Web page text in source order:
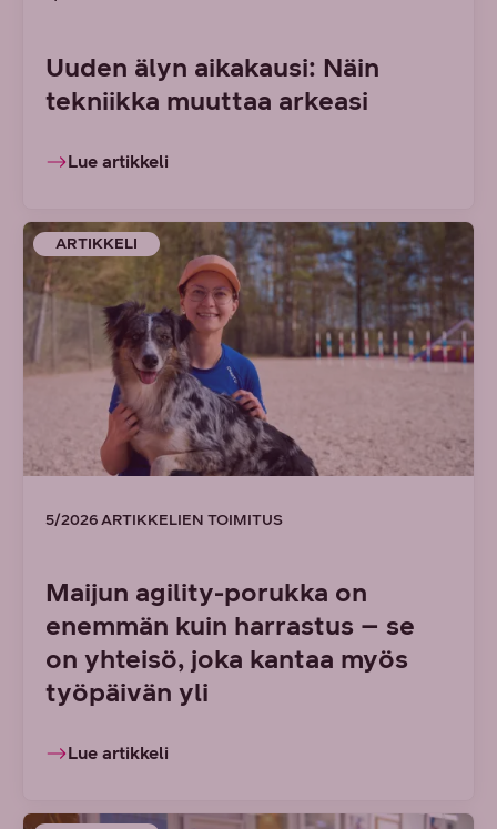
Uuden älyn aikakausi: Näin
tekniikka muuttaa arkeasi
Lue artikkeli
ARTIKKELI
5/2026 ARTIKKELIEN TOIMITUS
Maijun agility-porukka on
enemmän kuin harrastus – se
on yhteisö, joka kantaa myös
työpäivän yli
Lue artikkeli